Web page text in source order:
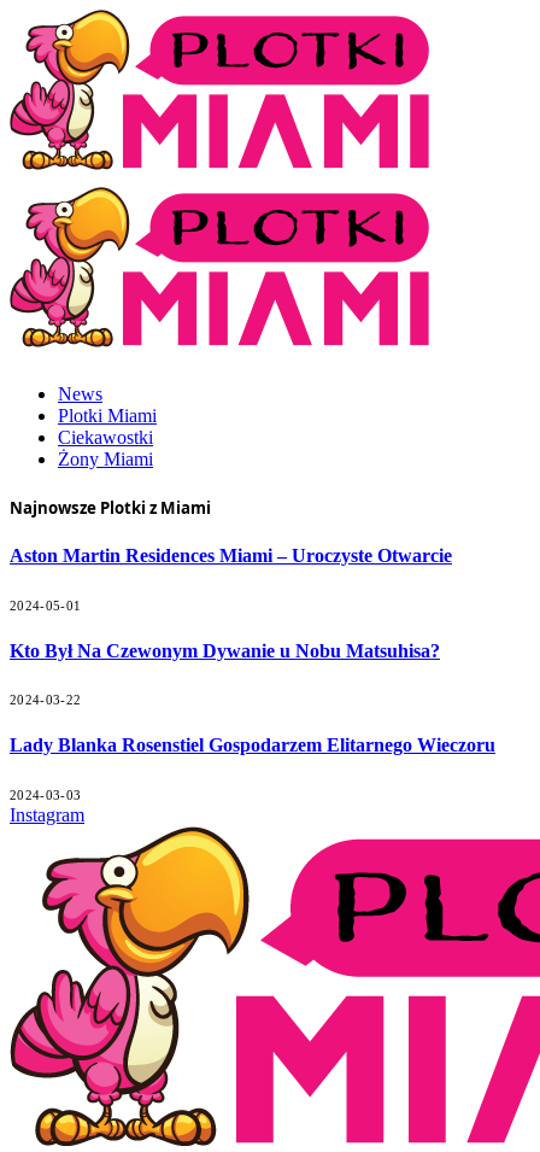
News
Plotki Miami
Ciekawostki
Żony Miami
Najnowsze Plotki z Miami
Aston Martin Residences Miami – Uroczyste Otwarcie
2024-05-01
Kto Był Na Czewonym Dywanie u Nobu Matsuhisa?
2024-03-22
Lady Blanka Rosenstiel Gospodarzem Elitarnego Wieczoru
2024-03-03
Instagram